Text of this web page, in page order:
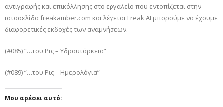
αντιγραφής και επικόλλησης στο εργαλείο που εντοπίζεται στην
ιστοσελίδα freakamber.com και λέγεται Freak AI μπορούμε να έχουμε
διαφορετικές εκδοχές των αναμνήσεων.
(#085) “…του Ρις – Υδραυτάρκεια”
(#089) “…του Ρις – Ημερολόγια”
Μου αρέσει αυτό: